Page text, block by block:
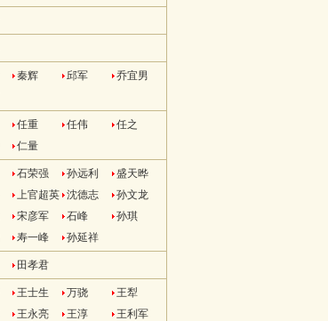
秦辉 邱军
乔宜男
任重 任伟
任之
仁量
石荣强 孙远利
盛天晔
上官超英 沈德志
孙文龙
宋彦军 石峰
孙琪
寿一峰 孙延祥
田孝君
王士生 万骁
王犁
王永亮 王淳
王利军